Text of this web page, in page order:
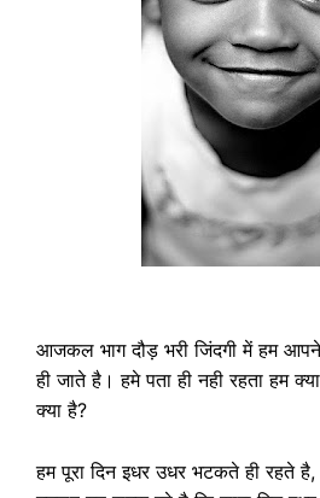
आजकल भाग दौड़ भरी जिंदगी में हम
ही जाते है। हमे पता ही नही रहता हम
क्या है?
हम पूरा दिन इधर उधर भटकते ही रहते